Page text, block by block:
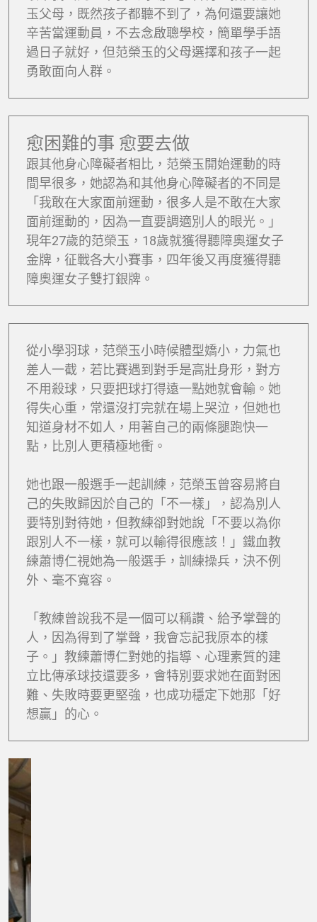
玉父母，既然孩子都聽不到了，為何還要讓她
辛苦當運動員，不去念啟聰學校，簡單學手語
過日子就好，但范榮玉的父母選擇和孩子一起
勇敢面向人群。
愈困難的事 愈要去做
跟其他身心障礙者相比，范榮玉開始運動的時
間早很多，她認為和其他身心障礙者的不同是
「我敢在大家面前運動，很多人是不敢在大家
面前運動的，因為一直要調適別人的眼光。」
現年27歲的范榮玉，18歲就獲得聽障奧運女子
金牌，征戰各大小賽事，四年後又再度獲得聽
障奧運女子雙打銀牌。
從小學羽球，范榮玉小時候體型嬌小，力氣也
差人一截，若比賽遇到對手是高壯身形，對方
不用殺球，只要把球打得遠一點她就會輸。她
得失心重，常還沒打完就在場上哭泣，但她也
知道身材不如人，用著自己的兩條腿跑快一
點，比別人更積極地衝。
她也跟一般選手一起訓練，范榮玉曾容易將自
己的失敗歸因於自己的「不一樣」，認為別人
要特別對待她，但教練卻對她說「不要以為你
跟別人不一樣，就可以輸得很應該！」鐵血教
練蕭博仁視她為一般選手，訓練操兵，決不例
外、毫不寬容。
「教練曾說我不是一個可以稱讚、給予掌聲的
人，因為得到了掌聲，我會忘記我原本的樣
子。」教練蕭博仁對她的指導、心理素質的建
立比傳承球技還要多，會特別要求她在面對困
難、失敗時要更堅強，也成功穩定下她那「好
想贏」的心。